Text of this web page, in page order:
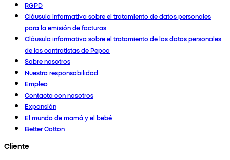
RGPD
Cláusula informativa sobre el tratamiento de datos personales
para la emisión de facturas
Cláusula informativa sobre el tratamiento de los datos personales
de los contratistas de Pepco
Sobre nosotros
Nuestra responsabilidad
Empleo
Contacta con nosotros
Expansión
El mundo de mamá y el bebé
Better Cotton
Cliente